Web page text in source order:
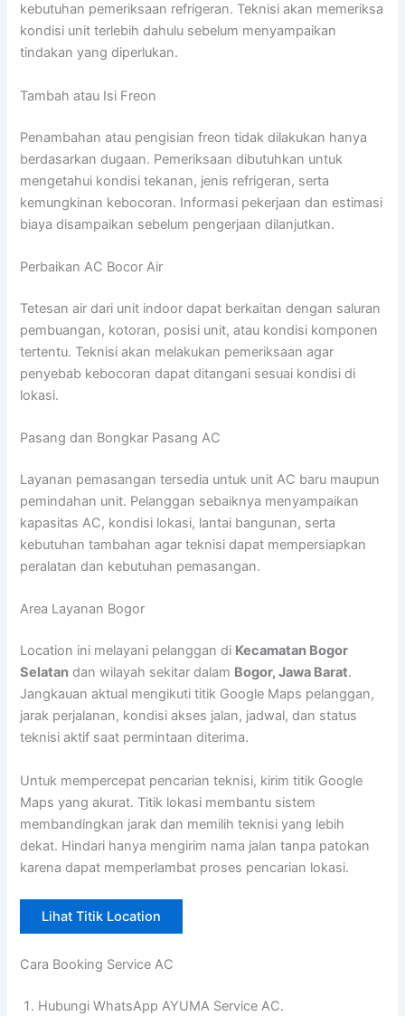
kebutuhan pemeriksaan refrigeran. Teknisi akan memeriksa
kondisi unit terlebih dahulu sebelum menyampaikan
tindakan yang diperlukan.
Tambah atau Isi Freon
Penambahan atau pengisian freon tidak dilakukan hanya
berdasarkan dugaan. Pemeriksaan dibutuhkan untuk
mengetahui kondisi tekanan, jenis refrigeran, serta
kemungkinan kebocoran. Informasi pekerjaan dan estimasi
biaya disampaikan sebelum pengerjaan dilanjutkan.
Perbaikan AC Bocor Air
Tetesan air dari unit indoor dapat berkaitan dengan saluran
pembuangan, kotoran, posisi unit, atau kondisi komponen
tertentu. Teknisi akan melakukan pemeriksaan agar
penyebab kebocoran dapat ditangani sesuai kondisi di
lokasi.
Pasang dan Bongkar Pasang AC
Layanan pemasangan tersedia untuk unit AC baru maupun
pemindahan unit. Pelanggan sebaiknya menyampaikan
kapasitas AC, kondisi lokasi, lantai bangunan, serta
kebutuhan tambahan agar teknisi dapat mempersiapkan
peralatan dan kebutuhan pemasangan.
Area Layanan Bogor
Location ini melayani pelanggan di Kecamatan Bogor
Selatan dan wilayah sekitar dalam Bogor, Jawa Barat.
Jangkauan aktual mengikuti titik Google Maps pelanggan,
jarak perjalanan, kondisi akses jalan, jadwal, dan status
teknisi aktif saat permintaan diterima.
Untuk mempercepat pencarian teknisi, kirim titik Google
Maps yang akurat. Titik lokasi membantu sistem
membandingkan jarak dan memilih teknisi yang lebih
dekat. Hindari hanya mengirim nama jalan tanpa patokan
karena dapat memperlambat proses pencarian lokasi.
Lihat Titik Location
Cara Booking Service AC
Hubungi WhatsApp AYUMA Service AC.